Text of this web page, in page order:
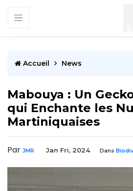
Accueil News
Mabouya : Un
qui Enchante les
Martiniquaises
Par JMR Jan Fri, 2024 Dans